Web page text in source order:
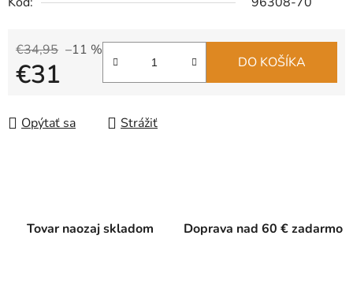
€34,95 –11 %
€31 DO KOŠÍKA
Opýtať sa Strážiť
Tovar naozaj skladom Doprava nad 60 € zadarmo